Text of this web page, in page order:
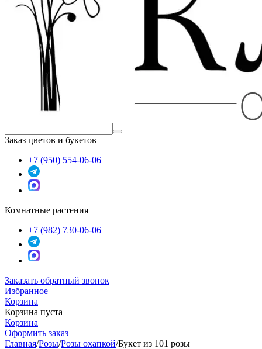
Заказ цветов и букетов
+7 (950) 554-06-06
Комнатные растения
+7 (982) 730-06-06
Заказать обратный звонок
Избранное
Корзина
Корзина пуста
Корзина
Оформить заказ
Главная/Розы/Розы охапкой/Букет из 101 розы